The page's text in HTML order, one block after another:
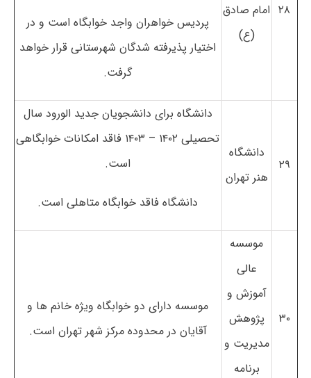
۲۸ امام صادق
(ع)
پردیس خواهران واجد خوابگاه است و در
اختیار پذیرفته شدگان شهرستانی قرار خواهد
گرفت.
۲۹
دانشگاه
هنر تهران
دانشگاه برای دانشجویان جدید الورود سال
تحصیلی ۱۴۰۲ – ۱۴۰۳ فاقد امکانات خوابگاهی
است.
دانشگاه فاقد خوابگاه متاهلی است.
۳۰
موسسه
عالی
آموزش و
پژوهش
مدیریت و
برنامه
موسسه دارای دو خوابگاه ویژه خانم ها و
آقایان در محدوده مرکز شهر تهران است.